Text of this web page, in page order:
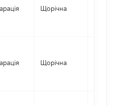
Щорічна
Щорічна